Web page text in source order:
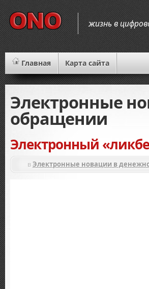
жизнь в
Главная Карта сайта
Электронные
обращении
Электронный
вЭлектронные новации в